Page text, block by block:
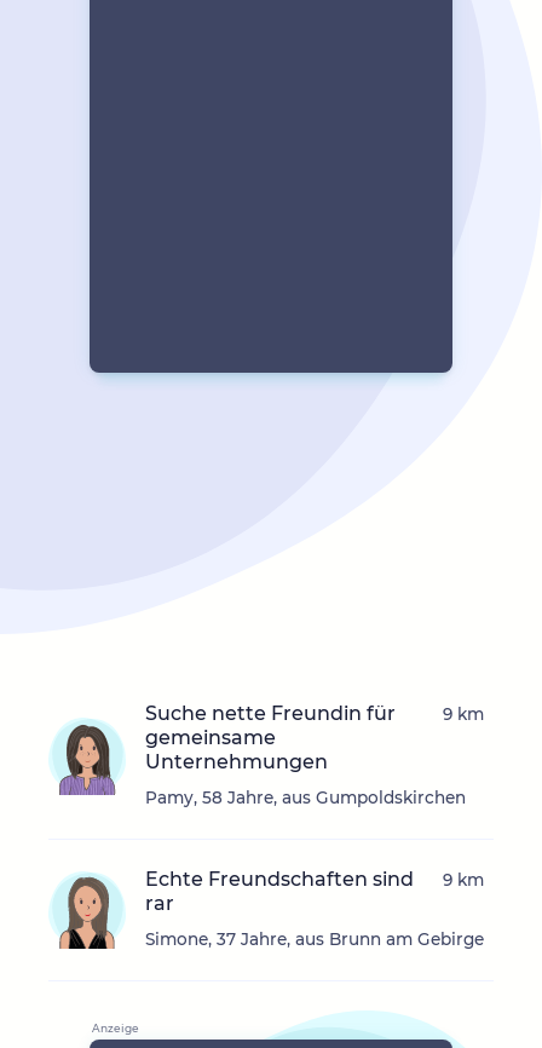
Suche nette Freundin für
gemeinsame
Unternehmungen
Pamy, 58 Jahre, aus Gumpoldskirchen
9 km
Echte Freundschaften sind
rar
Simone, 37 Jahre, aus Brunn am Gebirge
9 km